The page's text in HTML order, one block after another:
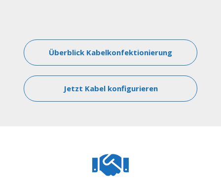
Überblick Kabelkonfektionierung
Jetzt Kabel konfigurieren